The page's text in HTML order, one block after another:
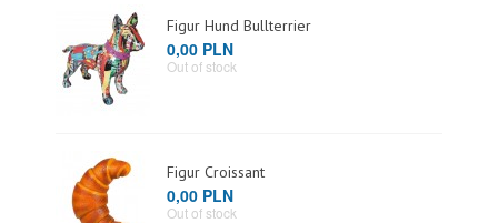
Figur Hund Bullterrier
0,00 PLN
Out of stock
Figur Croissant
0,00 PLN
Out of stock